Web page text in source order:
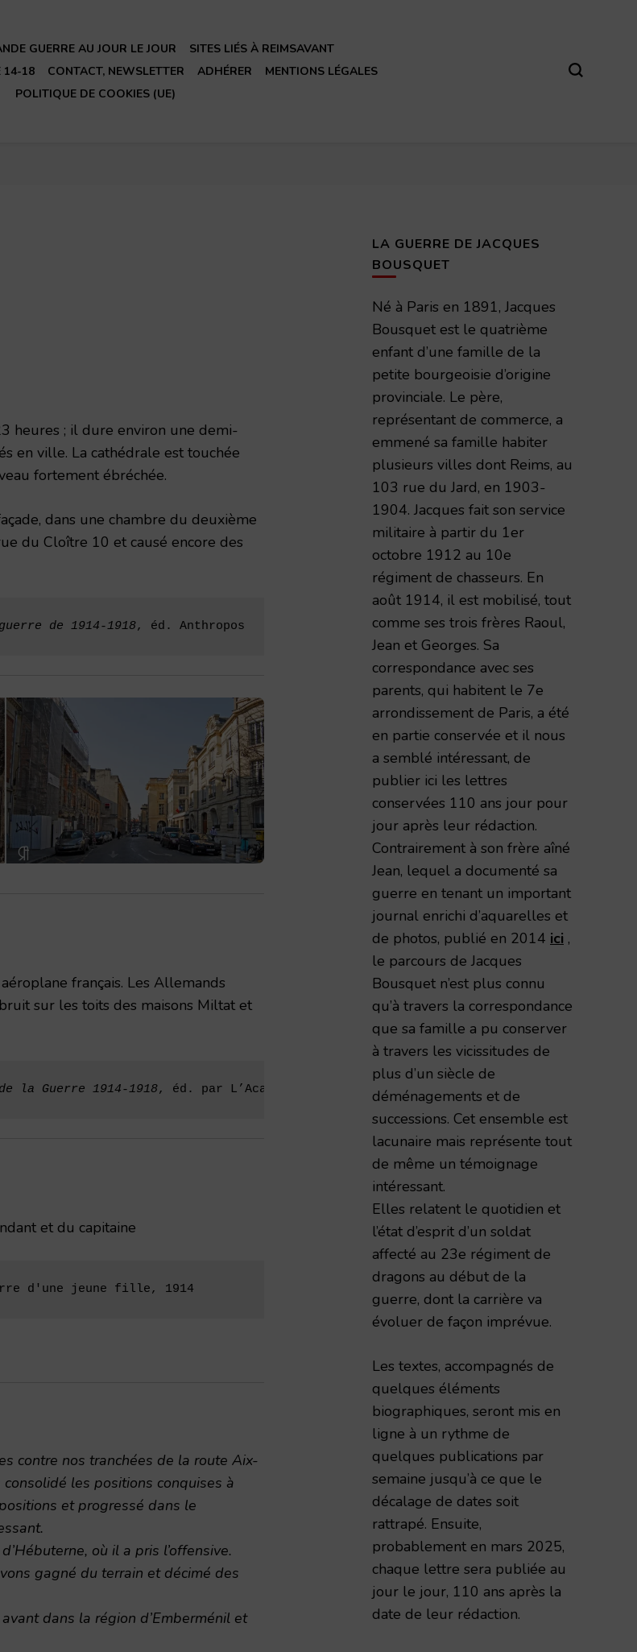
GUERRE AU JOUR LE JOUR
SITES LIÉS À REIMSAVANT
14-18 CONTACT, NEWSLETTER ADHÉRER
MENTIONS LÉGALES
POLITIQUE DE COOKIES (UE)
heures ; il dure environ une demi-
en ville. La cathédrale est touchée
fortement ébréchée.
dans une chambre du deuxième
du Cloître 10 et causé encore des
de 1914-1918, éd. Anthropos
français. Les Allemands
sur les toits des maisons Miltat et
la Guerre 1914-1918, éd. par L’Académie Nationale de Reims – 1998 – TAR volume 173
et du capitaine
d'une jeune fille, 1914
contre nos tranchées de la route Aix-
les positions conquises à
et progressé dans le
où il a pris l’offensive.
gagné du terrain et décimé des
dans la région d’Emberménil et
LA GUERRE DE JACQUES
BOUSQUET
Né à Paris en 1891, Jacques
Bousquet est le quatrième
enfant d’une famille de la
petite bourgeoisie d’origine
provinciale. Le père,
représentant de commerce, a
emmené sa famille habiter
plusieurs villes dont Reims, au
103 rue du Jard, en 1903-
1904. Jacques fait son service
militaire à partir du 1er
octobre 1912 au 10e
régiment de chasseurs. En
août 1914, il est mobilisé, tout
comme ses trois frères Raoul,
Jean et Georges. Sa
correspondance avec ses
parents, qui habitent le 7e
arrondissement de Paris, a été
en partie conservée et il nous
a semblé intéressant, de
publier ici les lettres
conservées 110 ans jour pour
jour après leur rédaction.
Contrairement à son frère aîné
Jean, lequel a documenté sa
guerre en tenant un important
journal enrichi d’aquarelles et
de photos, publié en 2014 ici ,
le parcours de Jacques
Bousquet n’est plus connu
qu’à travers la correspondance
que sa famille a pu conserver
à travers les vicissitudes de
plus d’un siècle de
déménagements et de
successions. Cet ensemble est
lacunaire mais représente tout
de même un témoignage
intéressant.
Elles relatent le quotidien et
l’état d’esprit d’un soldat
affecté au 23e régiment de
dragons au début de la
guerre, dont la carrière va
évoluer de façon imprévue.
Les textes, accompagnés de
quelques éléments
biographiques, seront mis en
ligne à un rythme de
quelques publications par
semaine jusqu’à ce que le
décalage de dates soit
rattrapé. Ensuite,
probablement en mars 2025,
chaque lettre sera publiée au
jour le jour, 110 ans après la
date de leur rédaction.